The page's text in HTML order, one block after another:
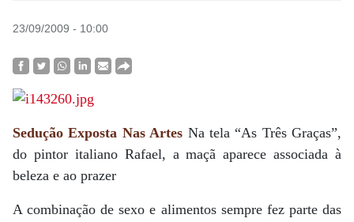
23/09/2009 - 10:00
Sedução Exposta Nas Artes Na tela “As Três Graças”,
do pintor italiano Rafael, a maçã aparece associada à
beleza e ao prazer
A combinação de sexo e alimentos sempre fez parte das